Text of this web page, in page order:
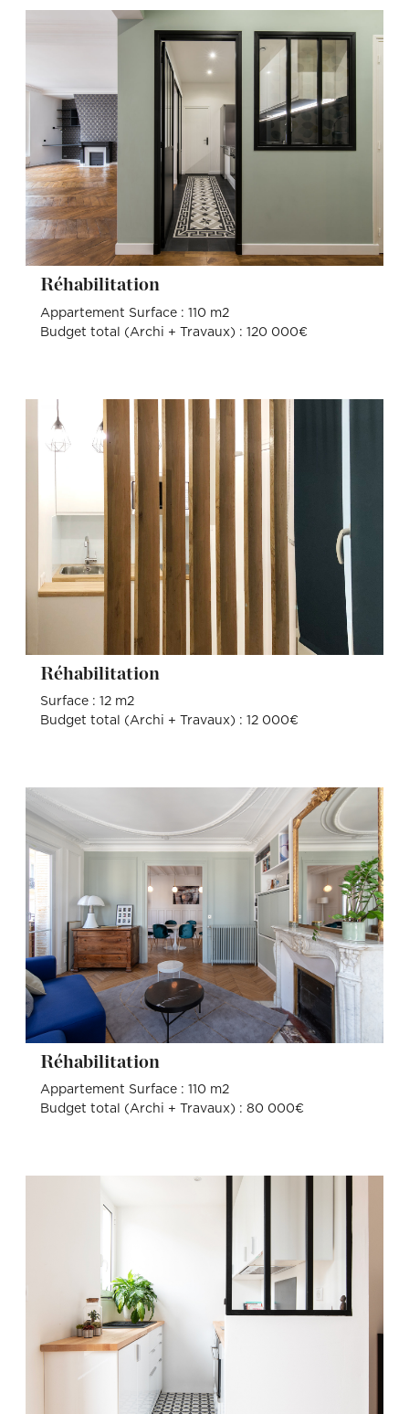
Réhabilitation
Appartement Surface : 110 m2
Budget total (Archi + Travaux) : 120 000€
Réhabilitation
Surface : 12 m2
Budget total (Archi + Travaux) : 12 000€
Réhabilitation
Appartement Surface : 110 m2
Budget total (Archi + Travaux) : 80 000€